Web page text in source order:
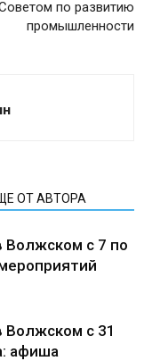
по развитию
промышленности
ОТ АВТОРА
Волжском с 7 по
Волжском с 31
афиша